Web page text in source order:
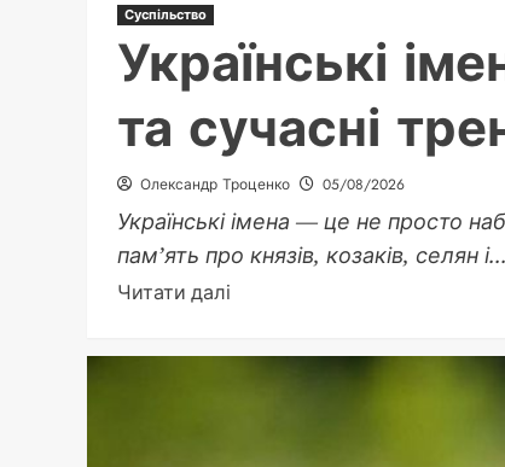
Суспільство
Українські
та сучасні
Олександр Троценко 05/08/2026
Українські імена — це не просто
пам’ять про князів, козаків, селян і...
Читати далі
Українські